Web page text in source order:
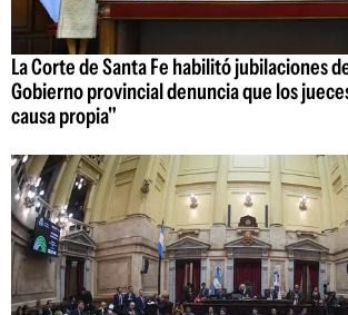
La Corte de Santa Fe habilitó jubilaciones
Gobierno provincial denuncia que los
causa propia"